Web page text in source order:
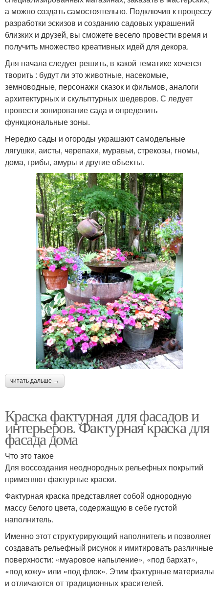
а можно создать самостоятельно. Подключив к процессу
разработки эскизов и созданию садовых украшений
близких и друзей, вы сможете весело провести время и
получить множество креативных идей для декора.
Для начала следует решить, в какой тематике хочется
творить : будут ли это животные, насекомые,
земноводные, персонажи сказок и фильмов, аналоги
архитектурных и скульптурных шедевров. С ледует
провести зонирование сада и определить
функциональные зоны.
Нередко сады и огороды украшают самодельные
лягушки, аисты, черепахи, муравьи, стрекозы, гномы,
дома, грибы, амуры и другие объекты.
читать дальше →
Краска фактурная для фасадов и
интерьеров. Фактурная краска для
фасада дома
Что это такое
Для воссоздания неоднородных рельефных покрытий
применяют фактурные краски.
Фактурная краска представляет собой однородную
массу белого цвета, содержащую в себе густой
наполнитель.
Именно этот структурирующий наполнитель и позволяет
создавать рельефный рисунок и имитировать различные
поверхности: «муаровое напыление», «под бархат»,
«под кожу» или «под флок». Этим фактурные материалы
и отличаются от традиционных красителей.